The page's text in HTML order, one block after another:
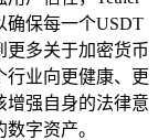
确保每一个USDT
更多关于加密货币
行业向更健康、更
增强自身的法律意
字资产。